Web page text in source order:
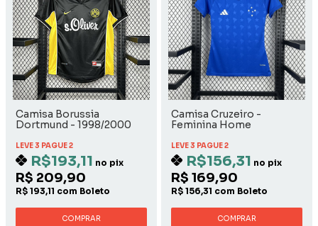
Camisa Borussia
Dortmund - 1998/2000
LEVE 3 PAGUE 2
R$193,11 no pix
R$ 209,90
R$ 193,11 com Boleto
COMPRAR
Camisa Cruzeiro -
Feminina Home
LEVE 3 PAGUE 2
R$156,31 no pix
R$ 169,90
R$ 156,31 com Boleto
COMPRAR